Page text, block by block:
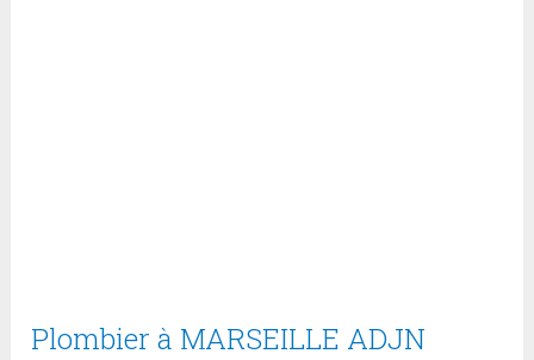
Plombier à MARSEILLE ADJN